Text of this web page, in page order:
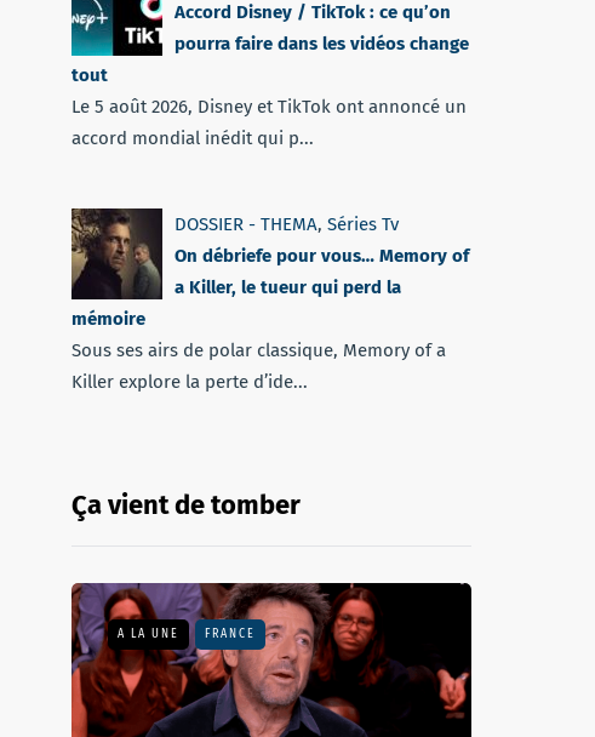
Accord Disney / TikTok : ce qu’on
pourra faire dans les vidéos change
tout
Le 5 août 2026, Disney et TikTok ont annoncé un
accord mondial inédit qui p...
DOSSIER - THEMA, Séries Tv
On débriefe pour vous… Memory of
a Killer, le tueur qui perd la
mémoire
Sous ses airs de polar classique, Memory of a
Killer explore la perte d’ide...
Ça vient de tomber
A LA UNE FRANCE